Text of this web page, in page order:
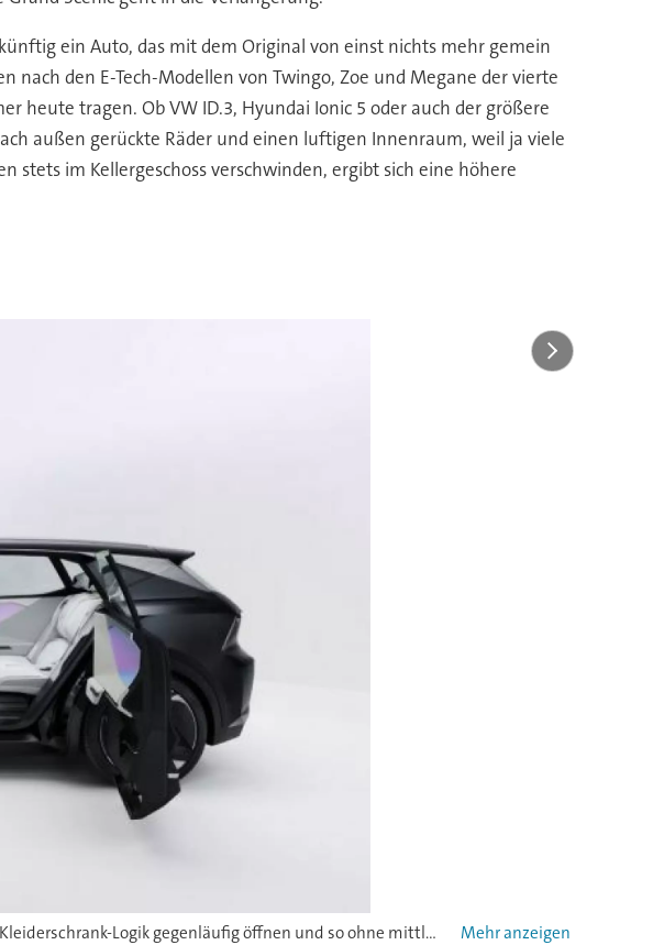
ein Auto, das mit dem Original von einst nichts mehr gemein
nach den E-Tech-Modellen von Twingo, Zoe und Megane der vierte
heute tragen. Ob VW ID.3, Hyundai Ionic 5 oder auch der größere
außen gerückte Räder und einen luftigen Innenraum, weil ja viele
im Kellergeschoss verschwinden, ergibt sich eine höhere
Einige Details werden es nicht ins richtige Leben schaffen. Dazu gehören die Türen, die sich nach der Kleiderschrank-Logik gegenläufig öffnen und so ohne mittlere Säule auskommen müssen.